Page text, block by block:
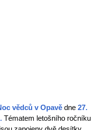
vědců v Opavě dne 27.
Tématem letošního ročníku